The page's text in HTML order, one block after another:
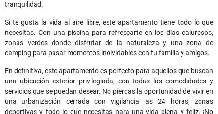
tranquilidad.
Si te gusta la vida al aire libre, este apartamento tiene todo lo que
necesitas. Con una piscina para refrescarte en los días calurosos,
zonas verdes donde disfrutar de la naturaleza y una zona de
camping para pasar momentos inolvidables con tu familia y amigos.
En definitiva, este apartamento es perfecto para aquellos que buscan
una ubicación exterior privilegiada, con todas las comodidades y
servicios que se puedan desear. No pierdas la oportunidad de vivir en
una urbanización cerrada con vigilancia las 24 horas, zonas
deportivas y todo lo que necesitas para una vida plena y feliz. ¡No